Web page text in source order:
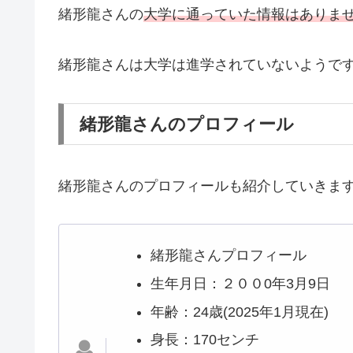
緒形龍さんの大学に通っていた情報はありま
緒形龍さんは大学は進学されていないようです
緒形龍さんのプロフィール
緒形龍さんのプロフィールも紹介していきます
緒形龍さんプロフィール
生年月日：２００0年3月9日
年齢：24歳(2025年1月現在)
身長：170センチ